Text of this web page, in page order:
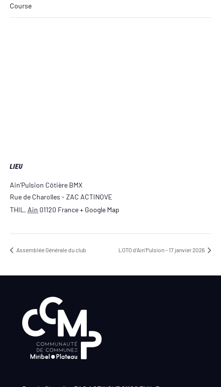
Course
LIEU
Ain’Pulsion Côtière BMX
Rue de Charolles - ZAC ACTINOVE
THIL , Ain 01120 France+ Google Map
Assemblée Générale du club LOTO d’Ain’Pulsion – 17 janvier 2026